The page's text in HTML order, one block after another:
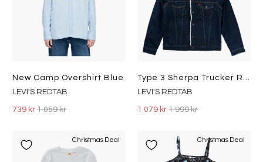
New Camp Overshirt Blue
LEVI'S REDTAB
739 kr1 059 kr
Type 3 Sherpa Trucker Rockridg Med Indigo - Worn In
LEVI'S REDTAB
1 079 kr 1 999 kr
Christmas Deal Christmas Deal